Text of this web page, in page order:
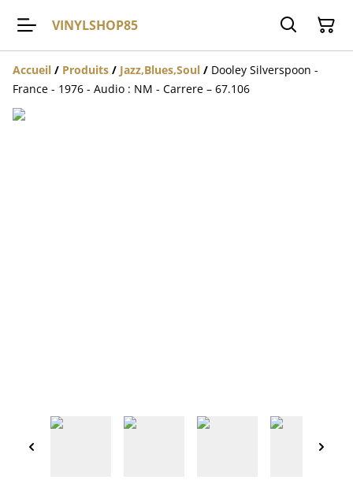
VINYLSHOP85
Accueil / Produits / Jazz,Blues,Soul / Dooley Silverspoon -
France - 1976 - Audio : NM - Carrere – 67.106